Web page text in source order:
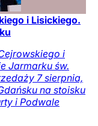
i Lisickiego.
i
Jarmarku św.
7 sierpnia,
na stoisku
i Podwale